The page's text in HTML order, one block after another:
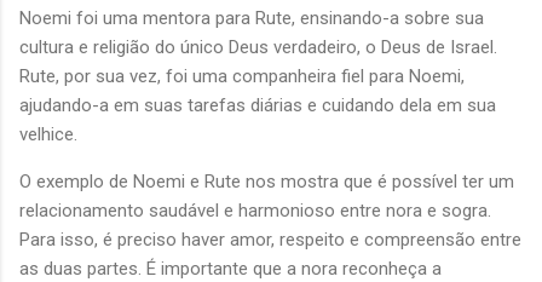
Noemi foi uma mentora para Rute, ensinando-a sobre sua
cultura e religião do único Deus verdadeiro, o Deus de Israel.
Rute, por sua vez, foi uma companheira fiel para Noemi,
ajudando-a em suas tarefas diárias e cuidando dela em sua
velhice.
O exemplo de Noemi e Rute nos mostra que é possível ter um
relacionamento saudável e harmonioso entre nora e sogra.
Para isso, é preciso haver amor, respeito e compreensão entre
as duas partes. É importante que a nora reconheça a